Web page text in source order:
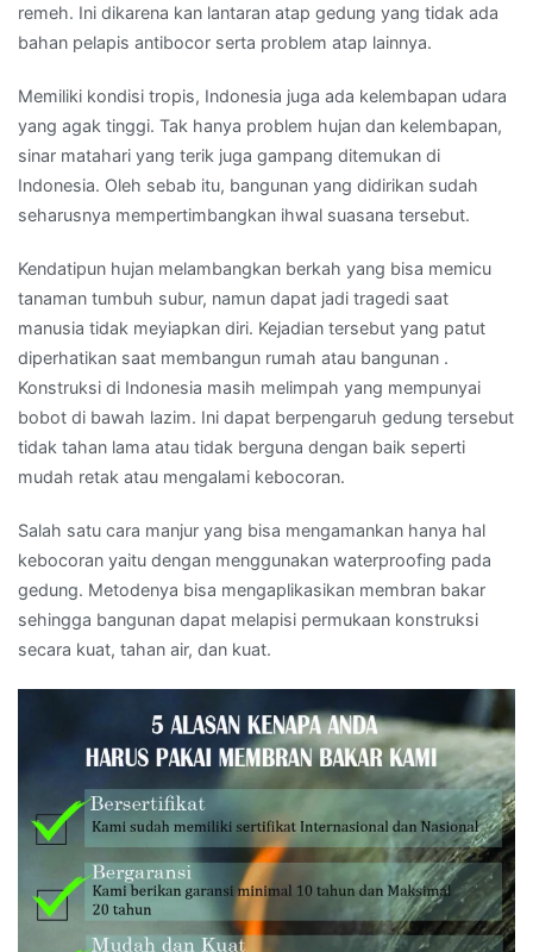
remeh. Ini dikarena kan lantaran atap gedung yang tidak ada
bahan pelapis antibocor serta problem atap lainnya.
Memiliki kondisi tropis, Indonesia juga ada kelembapan udara
yang agak tinggi. Tak hanya problem hujan dan kelembapan,
sinar matahari yang terik juga gampang ditemukan di
Indonesia. Oleh sebab itu, bangunan yang didirikan sudah
seharusnya mempertimbangkan ihwal suasana tersebut.
Kendatipun hujan melambangkan berkah yang bisa memicu
tanaman tumbuh subur, namun dapat jadi tragedi saat
manusia tidak meyiapkan diri. Kejadian tersebut yang patut
diperhatikan saat membangun rumah atau bangunan .
Konstruksi di Indonesia masih melimpah yang mempunyai
bobot di bawah lazim. Ini dapat berpengaruh gedung tersebut
tidak tahan lama atau tidak berguna dengan baik seperti
mudah retak atau mengalami kebocoran.
Salah satu cara manjur yang bisa mengamankan hanya hal
kebocoran yaitu dengan menggunakan waterproofing pada
gedung. Metodenya bisa mengaplikasikan membran bakar
sehingga bangunan dapat melapisi permukaan konstruksi
secara kuat, tahan air, dan kuat.